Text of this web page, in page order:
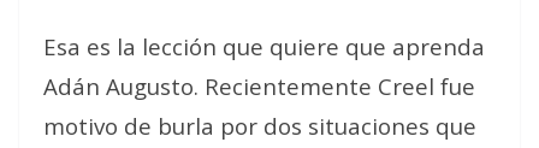
Esa es la lección que quiere que aprenda
Adán Augusto. Recientemente Creel fue
motivo de burla por dos situaciones que